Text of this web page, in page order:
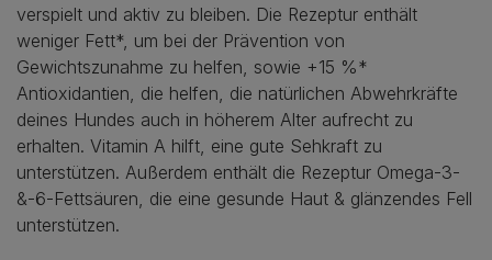
verspielt und aktiv zu bleiben. Die Rezeptur enthält
weniger Fett*, um bei der Prävention von
Gewichtszunahme zu helfen, sowie +15 %*
Antioxidantien, die helfen, die natürlichen Abwehrkräfte
deines Hundes auch in höherem Alter aufrecht zu
erhalten. Vitamin A hilft, eine gute Sehkraft zu
unterstützen. Außerdem enthält die Rezeptur Omega-3-
&-6-Fettsäuren, die eine gesunde Haut & glänzendes Fell
unterstützen.